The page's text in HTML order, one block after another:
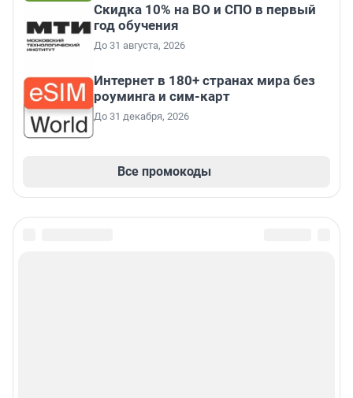
Скидка 10% на ВО и СПО в первый
год обучения
До 31 августа, 2026
Интернет в 180+ странах мира без
роуминга и сим-карт
До 31 декабря, 2026
Все промокоды